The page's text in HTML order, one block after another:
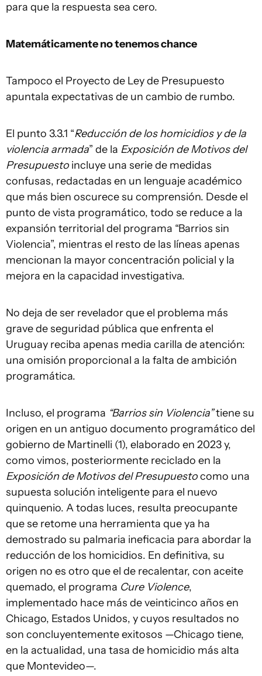
para que la respuesta sea cero.
Matemáticamente no tenemos chance
Tampoco el Proyecto de Ley de Presupuesto
apuntala expectativas de un cambio de rumbo.
El punto 3.3.1 “Reducción de los homicidios y de la
violencia armada” de la Exposición de Motivos del
Presupuesto incluye una serie de medidas
confusas, redactadas en un lenguaje académico
que más bien oscurece su comprensión. Desde el
punto de vista programático, todo se reduce a la
expansión territorial del programa “Barrios sin
Violencia”, mientras el resto de las líneas apenas
mencionan la mayor concentración policial y la
mejora en la capacidad investigativa.
No deja de ser revelador que el problema más
grave de seguridad pública que enfrenta el
Uruguay reciba apenas media carilla de atención:
una omisión proporcional a la falta de ambición
programática.
Incluso, el programa “Barrios sin Violencia”tiene su
origen en un antiguo documento programático del
gobierno de Martinelli (1), elaborado en 2023 y,
como vimos, posteriormente reciclado en la
Exposición de Motivos del Presupuestocomo una
supuesta solución inteligente para el nuevo
quinquenio. A todas luces, resulta preocupante
que se retome una herramienta que ya ha
demostrado su palmaria ineficacia para abordar la
reducción de los homicidios. En definitiva, su
origen no es otro que el de recalentar, con aceite
quemado, el programa Cure Violence,
implementado hace más de veinticinco años en
Chicago, Estados Unidos, y cuyos resultados no
son concluyentemente exitosos —Chicago tiene,
en la actualidad, una tasa de homicidio más alta
que Montevideo—.